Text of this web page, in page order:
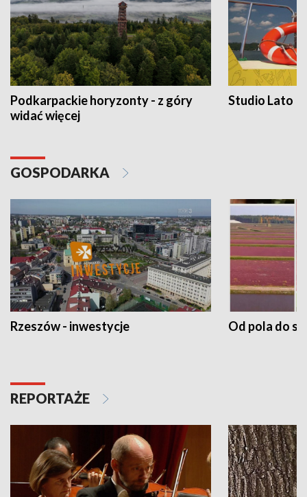
Podkarpackie horyzonty - z góry
widać więcej
Studio Lato
GOSPODARKA
Rzeszów - inwestycje Od pola do
REPORTAŻE